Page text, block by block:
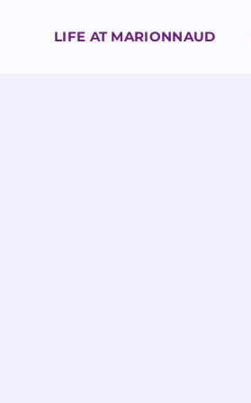
LIFE AT MARIONNAUD